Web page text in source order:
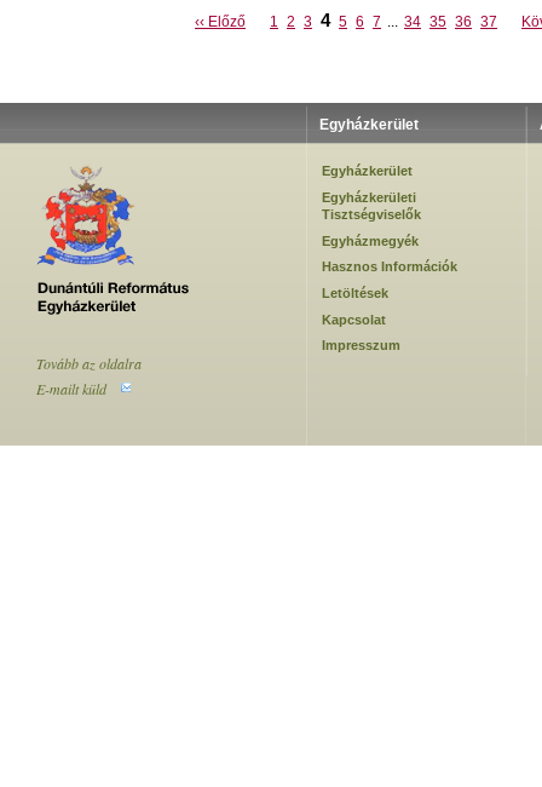
‹‹ Előző 1 2 3 4 5 6 7 ... 34 35 36 37
Egyházkerület
Egyházkerület
Egyházkerületi
Tisztségviselők
Egyházmegyék
Hasznos Információk
Letöltések
Kapcsolat
Impresszum
Tovább az oldalra
E-mailt küld